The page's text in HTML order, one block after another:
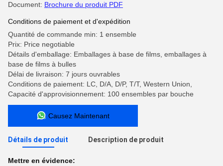
Document: Brochure du produit PDF
Conditions de paiement et d'expédition
Quantité de commande min: 1 ensemble
Prix: Price negotiable
Détails d'emballage: Emballages à base de films, emballages à
base de films à bulles
Délai de livraison: 7 jours ouvrables
Conditions de paiement: LC, D/A, D/P, T/T, Western Union,
Capacité d'approvisionnement: 100 ensembles par bouche
Causez Maintenant
Détails de produit Description de produit
Mettre en évidence: